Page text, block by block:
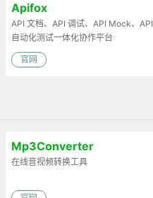
Apifox
API 文档、API 调试、API Mock、API
自动化测试一体化协作平台
官网
Mp3Converter
在线音视频转换工具